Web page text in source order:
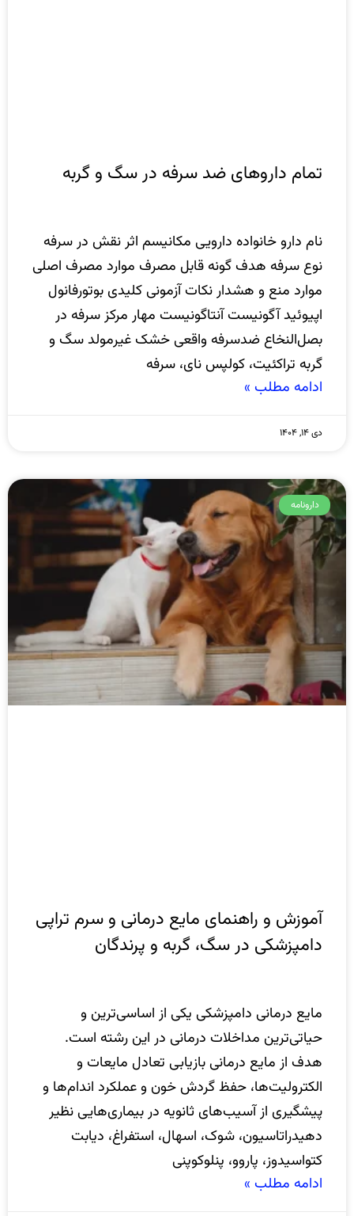
تمام داروهای ضد سرفه در سگ و گربه
نام دارو خانواده دارویی مکانیسم اثر نقش در سرفه
نوع سرفه هدف گونه قابل مصرف موارد مصرف اصلی
موارد منع و هشدار نکات آزمونی کلیدی بوتورفانول
اپیوئید آگونیست آنتاگونیست مهار مرکز سرفه در
بصل‌النخاع ضدسرفه واقعی خشک غیرمولد سگ و
گربه تراکئیت، کولپس نای، سرفه
ادامه مطلب »
دی ۱۴, ۱۴۰۴
دارونامه
آموزش و راهنمای مایع‌ درمانی و سرم تراپی
دامپزشکی در سگ، گربه و پرندگان
مایع‌ درمانی دامپزشکی یکی از اساسی‌ترین و
حیاتی‌ترین مداخلات درمانی در این رشته است.
هدف از مایع درمانی بازیابی تعادل مایعات و
الکترولیت‌ها، حفظ گردش خون و عملکرد اندام‌ها و
پیشگیری از آسیب‌های ثانویه در بیماری‌هایی نظیر
دهیدراتاسیون، شوک، اسهال، استفراغ، دیابت
کتواسیدوز، پاروو، پنلوکوپنی
ادامه مطلب »